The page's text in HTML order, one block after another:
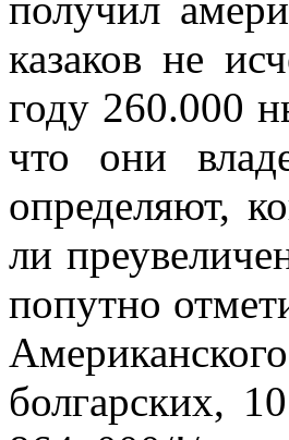
получил
казаков не
году 260.000
что они
определяют,
ли
попутно
болгарских,